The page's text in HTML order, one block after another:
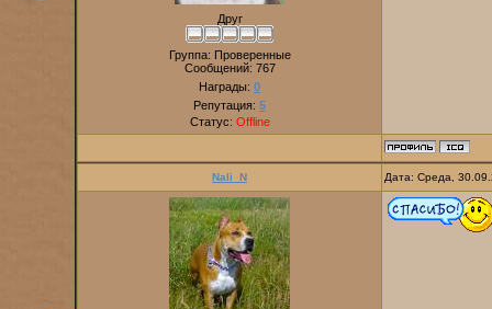
Друг
Группа: Проверенные
Сообщений: 767
Награды: 0
Репутация: 5
Статус: Offline
Nali_N Дата: Среда,